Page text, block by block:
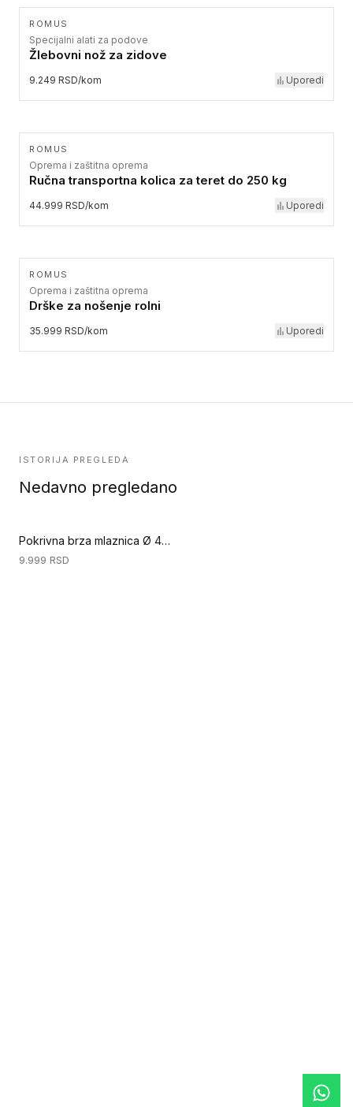
ROMUS
Specijalni alati za podove
Žlebovni nož za zidove
9.249 RSD/kom Uporedi
ROMUS
Oprema i zaštitna oprema
Ručna transportna kolica za teret do 250 kg
44.999 RSD/kom Uporedi
ROMUS
Oprema i zaštitna oprema
Drške za nošenje rolni
35.999 RSD/kom Uporedi
ISTORIJA PREGLEDA
Nedavno pregledano
Pokrivna brza mlaznica Ø 4-5 mm (Specijalni alati za podove)
9.999 RSD